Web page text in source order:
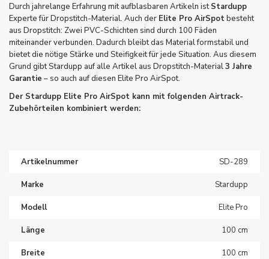
Durch jahrelange Erfahrung mit aufblasbaren Artikeln istStardupp
Experte für Dropstitch-Material. Auch der Elite Pro AirSpotbesteht
aus Dropstitch: Zwei PVC-Schichten sind durch 100 Fäden
miteinander verbunden. Dadurch bleibt das Material formstabil und
bietet die nötige Stärke und Steifigkeit für jede Situation. Aus diesem
Grund gibt Stardupp auf alle Artikel aus Dropstitch-Material3 Jahre
Garantie – so auch auf diesen Elite Pro AirSpot.
Der Stardupp Elite Pro AirSpot kann mit folgenden Airtrack-
Zubehörteilen kombiniert werden:
Artikelnummer SD-289
Marke Stardupp
Modell Elite Pro
Länge 100 cm
Breite 100 cm